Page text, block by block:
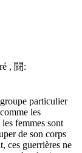
, 闘:
particulier
les
femmes sont
de son corps
ces guerrières ne